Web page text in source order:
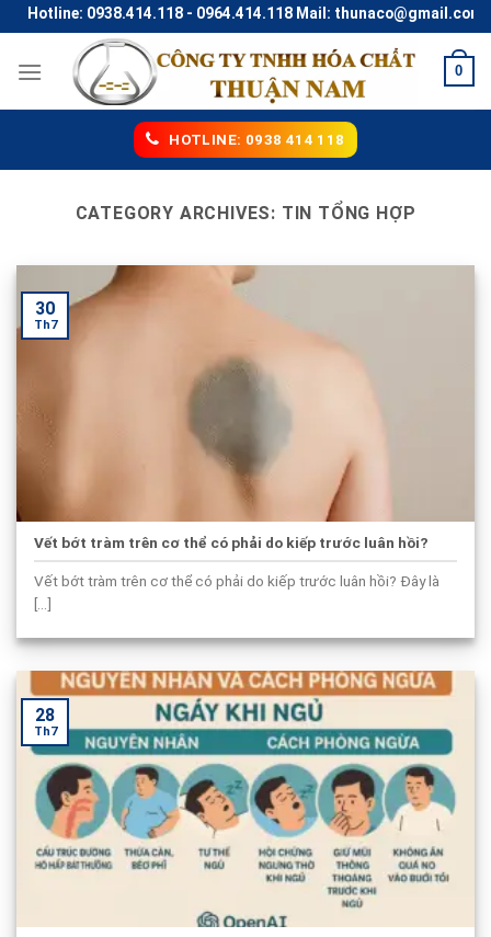
Skip
to
content
- 0964.414.118 Mail: thunaco@gmail.com
0
HOTLINE: 0938 414 118
CATEGORY ARCHIVES: TIN TỔNG HỢP
Vết bớt tràm trên cơ thể có phải do kiếp trước luân hồi?
Vết bớt tràm trên cơ thể có phải do kiếp trước luân hồi? Đây là
[...]
30
Th7
28
Th7